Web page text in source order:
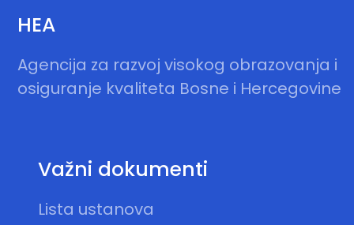
HEA
Agencija za razvoj visokog obrazovanja i
osiguranje kvaliteta Bosne i Hercegovine
Važni dokumenti
Lista ustanova